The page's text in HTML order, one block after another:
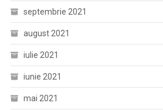
septembrie 2021
august 2021
iulie 2021
iunie 2021
mai 2021